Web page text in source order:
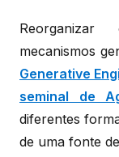
mecanismos
Generative
seminal de
diferentes
de uma fonte